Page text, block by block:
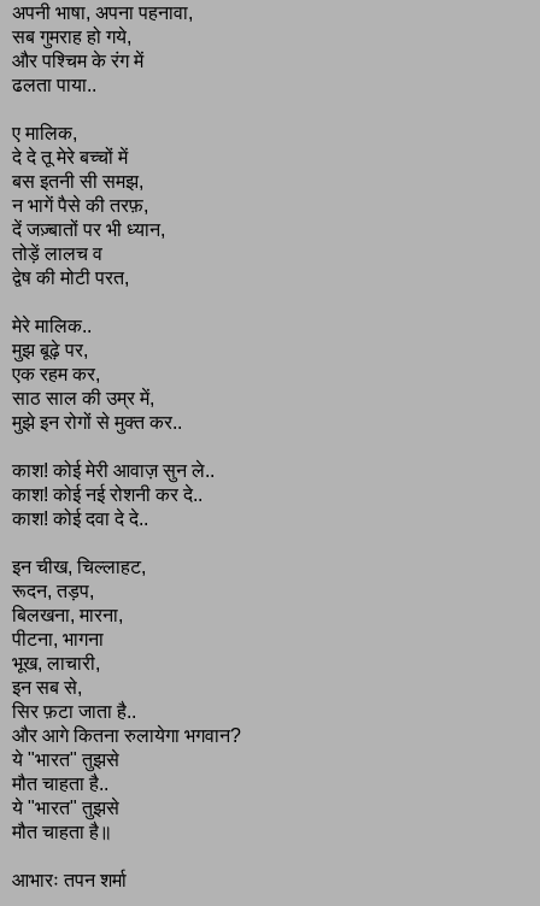
अपनी भाषा, अपना पहनावा,
सब गुमराह हो गये,
और पश्चिम के रंग में
ढलता पाया..
ए मालिक,
दे दे तू मेरे बच्चों में
बस इतनी सी समझ,
न भागें पैसे की तरफ़,
दें जज़्बातों पर भी ध्यान,
तोड़ें लालच व
द्वेष की मोटी परत,
मेरे मालिक..
मुझ बूढ़े पर,
एक रहम कर,
साठ साल की उम्र में,
मुझे इन रोगों से मुक्त कर..
काश! कोई मेरी आवाज़ सुन ले..
काश! कोई नई रोशनी कर दे..
काश! कोई दवा दे दे..
इन चीख, चिल्लाहट,
रूदन, तड़प,
बिलखना, मारना,
पीटना, भागना
भूख, लाचारी,
इन सब से,
सिर फ़टा जाता है..
और आगे कितना रुलायेगा भगवान?
ये "भारत" तुझसे
मौत चाहता है..
ये "भारत" तुझसे
मौत चाहता है॥
आभारः तपन शर्मा